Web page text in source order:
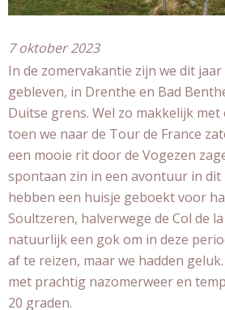
7 oktober 2023
In de zomervakantie zijn we dit
gebleven, in Drenthe en Bad
Duitse grens. Wel zo makkelijk
toen we naar de Tour de France
een mooie rit door de Vogezen
spontaan zin in een avontuur in dit
hebben een huisje geboekt voor
Soultzeren, halverwege de Col de
natuurlijk een gok om in deze
af te reizen, maar we hadden
met prachtig nazomerweer en
20 graden.